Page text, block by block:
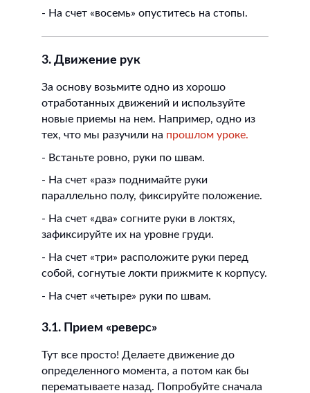
- На счет «восемь» опуститесь на стопы.
3. Движение рук
За основу возьмите одно из хорошо
отработанных движений и используйте
новые приемы на нем. Например, одно из
тех, что мы разучили на прошлом уроке.
- Встаньте ровно, руки по швам.
- На счет «раз» поднимайте руки
параллельно полу, фиксируйте положение.
- На счет «два» согните руки в локтях,
зафиксируйте их на уровне груди.
- На счет «три» расположите руки перед
собой, согнутые локти прижмите к корпусу.
- На счет «четыре» руки по швам.
3.1. Прием «реверс»
Тут все просто! Делаете движение до
определенного момента, а потом как бы
перематываете назад. Попробуйте сначала